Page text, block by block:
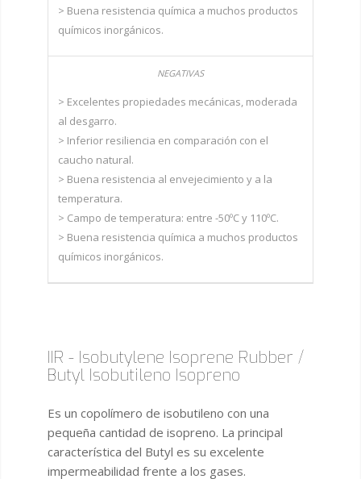
> Buena resistencia química a muchos productos
químicos inorgánicos.
> Excelentes propiedades mecánicas, moderada
al desgarro.
> Inferior resiliencia en comparación con el
caucho natural.
> Buena resistencia al envejecimiento y a la
temperatura.
> Campo de temperatura: entre -50ºC y 110ºC.
> Buena resistencia química a muchos productos
químicos inorgánicos.
IIR - Isobutylene Isoprene Rubber /
Butyl Isobutileno Isopreno
Es un copolímero de isobutileno con una
pequeña cantidad de isopreno. La principal
característica del Butyl es su excelente
impermeabilidad frente a los gases.